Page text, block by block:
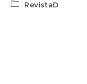
RevistaD